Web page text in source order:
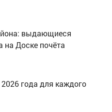
выдающиеся
Доске почёта
года для каждого